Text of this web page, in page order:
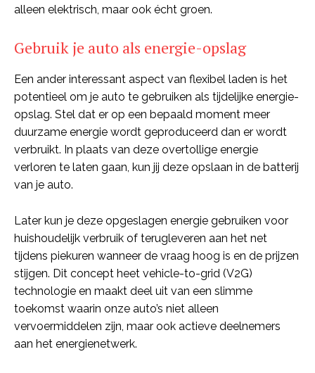
alleen elektrisch, maar ook écht groen.
Gebruik je auto als energie-opslag
Een ander interessant aspect van flexibel laden is het
potentieel om je auto te gebruiken als tijdelijke energie-
opslag. Stel dat er op een bepaald moment meer
duurzame energie wordt geproduceerd dan er wordt
verbruikt. In plaats van deze overtollige energie
verloren te laten gaan, kun jij deze opslaan in de batterij
van je auto.
Later kun je deze opgeslagen energie gebruiken voor
huishoudelijk verbruik of terugleveren aan het net
tijdens piekuren wanneer de vraag hoog is en de prijzen
stijgen. Dit concept heet vehicle-to-grid (V2G)
technologie en maakt deel uit van een slimme
toekomst waarin onze auto’s niet alleen
vervoermiddelen zijn, maar ook actieve deelnemers
aan het energienetwerk.